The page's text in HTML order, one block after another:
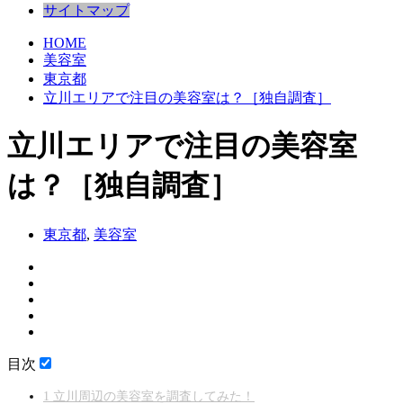
サイトマップ
HOME
美容室
東京都
立川エリアで注目の美容室は？［独自調査］
立川エリアで注目の美容室
は？［独自調査］
東京都, 美容室
目次
1 立川周辺の美容室を調査してみた！